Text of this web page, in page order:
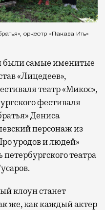
оркестр «Пакава Ить»
были самые именитые
«Лицедеев»,
театр «Микос»,
фестиваля
Дениса
персонаж из
уродов и людей»
театра
клоун станет
же, как каждый актер